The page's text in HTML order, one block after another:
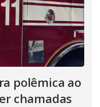
polêmica ao
chamadas